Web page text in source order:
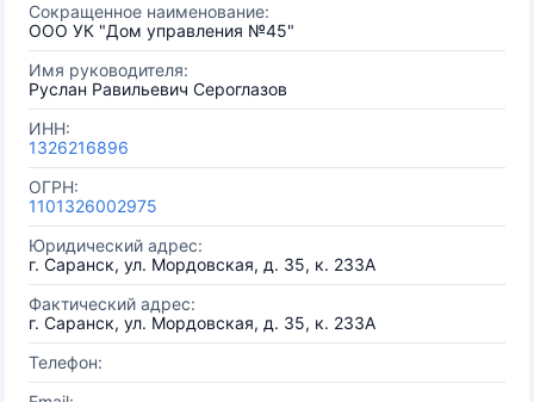
Сокращенное наименование:
ООО УК "Дом управления №45"
Имя руководителя:
Руслан Равильевич Сероглазов
ИНН:
1326216896
ОГРН:
1101326002975
Юридический адрес:
г. Саранск, ул. Мордовская, д. 35, к. 233А
Фактический адрес:
г. Саранск, ул. Мордовская, д. 35, к. 233А
Телефон: